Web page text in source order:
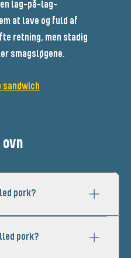
lag-på-lag-
at lave og fuld af
retning, men stadig
smagsløgene.
pork?
pork?